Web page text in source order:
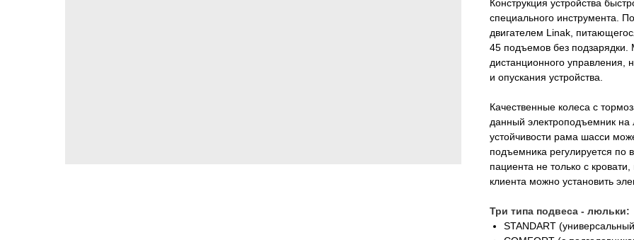
Конструкция устройства
специального инструмента.
двигателем Linak,
45 подъемов без
дистанционного управления,
и опускания устройства.
Качественные колеса с
данный электроподъемник
устойчивости рама шасси
подъемника регулируется по
пациента не только с
клиента можно установить
Три типа подвеса - люльки:
STANDART